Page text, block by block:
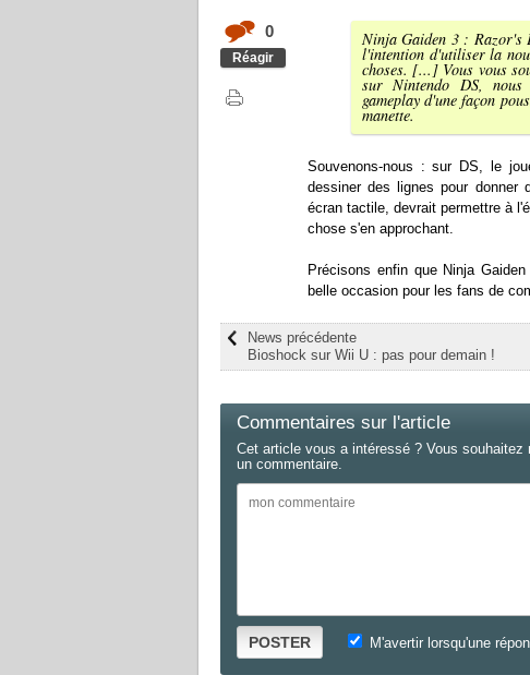
0
Réagir
Ninja Gaiden 3 : Razor's
l'intention d'utiliser la
choses. [...] Vous vous
sur Nintendo DS, nous
gameplay d'une façon
manette.
Souvenons-nous : sur DS, le
dessiner des lignes pour
écran tactile, devrait permettre à
chose s'en approchant.
Précisons enfin que Ninja
belle occasion pour les fans de
News précédente
Bioshock sur Wii U : pas pour demain !
Commentaires sur l'article
Cet article vous a intéressé ? Vous
un commentaire.
POSTER M'avertir lorsqu'une